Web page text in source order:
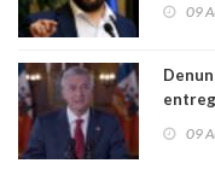
a
09
09